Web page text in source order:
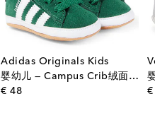
Adidas Originals Kids
婴幼儿 — Campus Crib绒面革运动鞋
€ 48original price €